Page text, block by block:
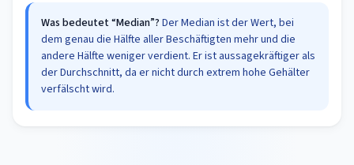
Was bedeutet “Median”? Der Median ist der Wert, bei
dem genau die Hälfte aller Beschäftigten mehr und die
andere Hälfte weniger verdient. Er ist aussagekräftiger als
der Durchschnitt, da er nicht durch extrem hohe Gehälter
verfälscht wird.